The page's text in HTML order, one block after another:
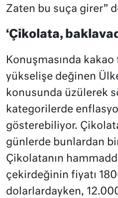
Zaten bu suça girer”
‘Çikolata,
Konuşmasında
yükselişe değinen
konusunda üzülerek
kategorilerde
gösterebiliyor.
günlerde bunlardan
Çikolatanın
çekirdeğinin fiyatı
dolarlardayken,